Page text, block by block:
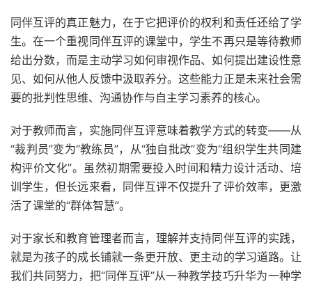
同伴互评的真正魅力，在于它把评价的权利和责任还给了学
生。在一个重视同伴互评的课堂中，学生不再只是等待教师
给出分数，而是主动学习如何审视作品、如何提出建设性意
见、如何从他人反馈中汲取养分。这些能力正是未来社会需
要的批判性思维、沟通协作与自主学习素养的核心。
对于教师而言，实施同伴互评意味着教学方式的转变——从
“裁判员”变为“教练员”，从“独自批改”变为“组织学生共同建
构评价文化”。虽然初期需要投入时间和精力设计活动、培
训学生，但长远来看，同伴互评不仅提升了评价效率，更激
活了课堂的“群体智慧”。
对于家长和教育管理者而言，理解并支持同伴互评的实践，
就是为孩子的成长铺就一条更开放、更主动的学习道路。让
我们共同努力，把“同伴互评”从一种教学技巧升华为一种学